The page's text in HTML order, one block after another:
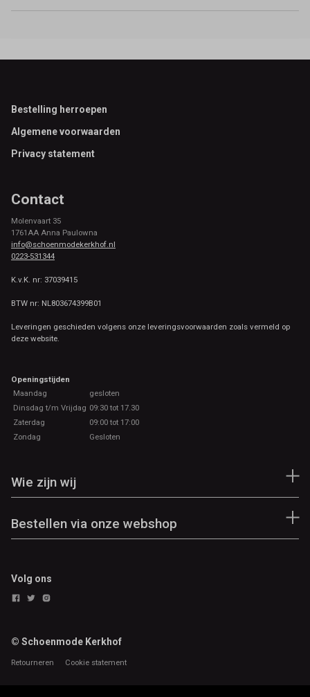
Footer
Bestelling herroepen
Algemene voorwaarden
Privacy statement
Contact
Molenvaart 35
1761AA Anna Paulowna
info@schoenmodekerkhof.nl
0223-531344
K.v.K. nr: 37039415
BTW nr: NL803674399B01
Leveringen geschieden volgens onze leveringsvoorwaarden zoals vermeld op
deze website.
Openingstijden
Maandag
gesloten
Dinsdag t/m Vrijdag 09:30 tot 17.30
Zaterdag
09:00 tot 17:00
Zondag
Gesloten
Wie zijn wij
Bestellen via onze webshop
Volg ons
© Schoenmode Kerkhof
Retourneren Cookie statement